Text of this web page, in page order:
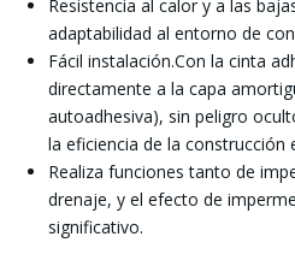
Resistencia al calor y a las
adaptabilidad al entorno de
Fácil instalación.Con la cinta
directamente a la capa
autoadhesiva), sin peligro
la eficiencia de la construcción
Realiza funciones tanto de
drenaje, y el efecto de
significativo.